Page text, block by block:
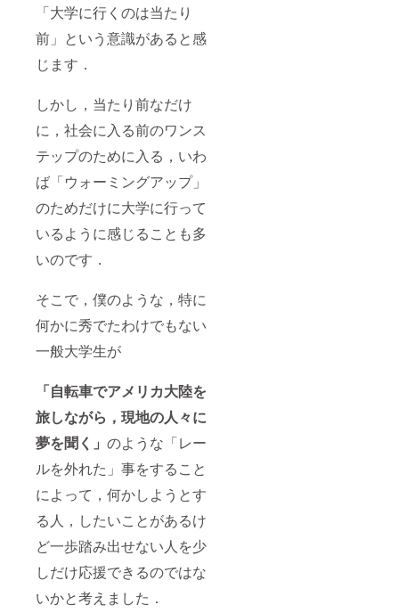
「大学に行くのは当たり
前」という意識があると感
じます．
しかし，当たり前なだけ
に，社会に入る前のワンス
テップのために入る，いわ
ば「ウォーミングアップ」
のためだけに大学に行って
いるように感じることも多
いのです．
そこで，僕のような，特に
何かに秀でたわけでもない
一般大学生が
「自転車でアメリカ大陸を
旅しながら，現地の人々に
夢を聞く」 のような「レー
ルを外れた」事をすること
によって，何かしようとす
る人，したいことがあるけ
ど一歩踏み出せない人を少
しだけ応援できるのではな
いかと考えました．